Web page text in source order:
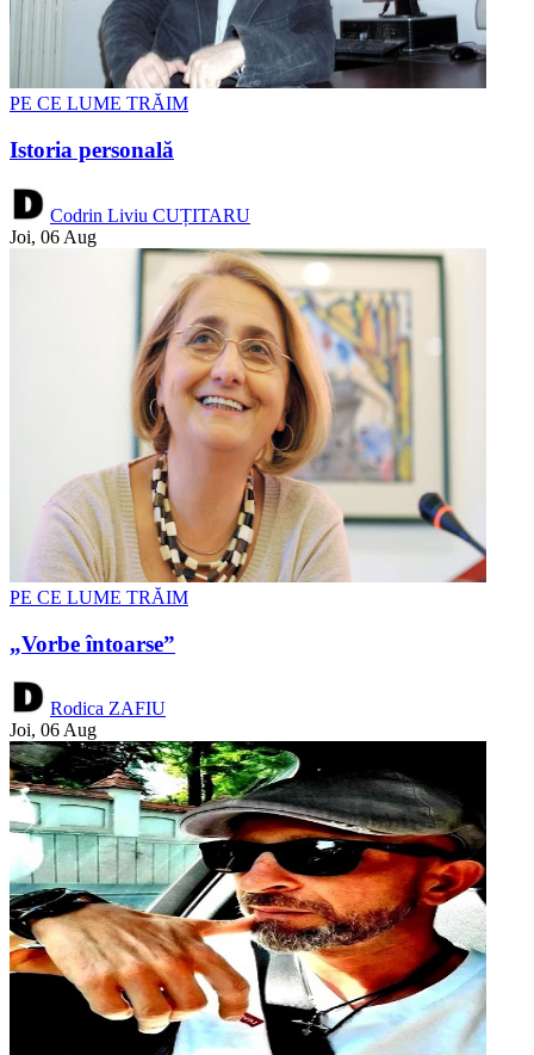
PE CE LUME TRĂIM
Istoria personală
Codrin Liviu CUȚITARU
Joi, 06 Aug
PE CE LUME TRĂIM
„Vorbe întoarse”
Rodica ZAFIU
Joi, 06 Aug